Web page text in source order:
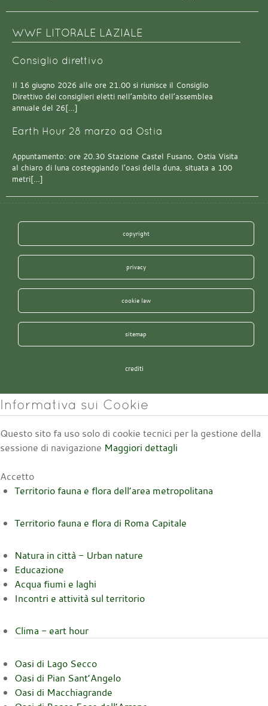
WWF LITORALE LAZIALE
Consiglio direttivo
Il 16 giugno 2026 alle ore 21.00 si riunisce il Consiglio
Direttivo dei consiglieri eletti nell’ambito dell’assemblea
annuale del 26[…]
Earth Hour 28 marzo ad Ostia
Appuntamento: ore 20.30 Stazione Castel Fusano, Ostia Visita
al chiaro di luna costeggiando l’oasi della duna, situata a 100
metri[…]
copyright
privacy
cookie law
sitemap
crediti
Informativa sui Cookie
Questo sito fa uso solo di cookie tecnici per la gestione della
sessione di navigazione Maggiori dettagli
Accetto
Territorio fauna e flora dell’area metropolitana
Territorio fauna e flora di Roma Capitale
Natura in città - Urban nature
Educazione
Acqua fiumi e laghi
Incontri e attività sul territorio
Clima - eart hour
Oasi di Lago Secco
Oasi di Pian Sant’Angelo
Oasi di Macchiagrande